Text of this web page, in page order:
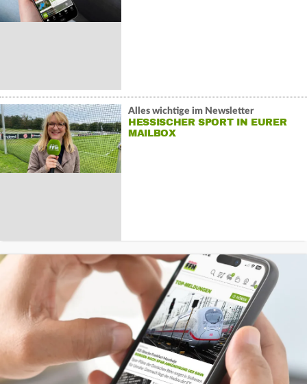
Alles wichtige im Newsletter
HESSISCHER SPORT IN EURER
MAILBOX